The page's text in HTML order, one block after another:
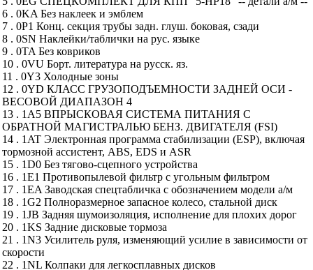
6 . 0KA Без наклеек и эмблем
7 . 0P1 Конц. секция трубы задн. глуш. боковая, сзади
8 . 0SN Наклейки/таблички на рус. языке
9 . 0TA Без ковриков
10 . 0VU Борт. литература на русск. яз.
11 . 0Y3 Холодные зоны
12 . 0YD КЛАСС ГРУЗОПОДЪЕМНОСТИ ЗАДНЕЙ ОСИ -
ВЕСОВОЙ ДИАПАЗОН 4
13 . 1A5 ВПРЫСКОВАЯ СИСТЕМА ПИТАНИЯ С
ОБРАТНОЙ МАГИСТРАЛЬЮ БЕНЗ. ДВИГАТЕЛЯ (FSI)
14 . 1AT Электронная программа стабилизации (ESP), включая
тормозной ассистент, ABS, EDS и ASR
15 . 1D0 Без тягово-сцепного устройства
16 . 1E1 Противопылевой фильтр с угольным фильтром
17 . 1EA Заводская спецтабличка с обозначением модели а/м
18 . 1G2 Полноразмерное запасное колесо, стальной диск
19 . 1JB Задняя шумоизоляция, исполнение для плохих дорог
20 . 1KS Задние дисковые тормоза
21 . 1N3 Усилитель руля, изменяющий усилие в зависимости от
скорости
22 . 1NL Колпаки для легкосплавных дисков